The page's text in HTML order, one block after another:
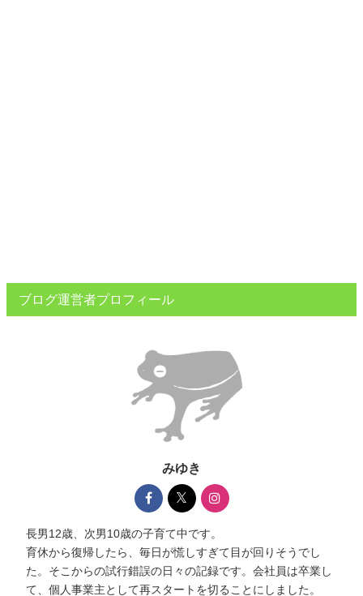
ブログ運営者プロフィール
みゆき
長男12歳、次男10歳の子育て中です。
育休から復帰したら、毎日が慌しすぎて目が回りそうでし
た。そこからの試行錯誤の日々の記録です。会社員は卒業し
て、個人事業主として再スタートを切ることにしました。